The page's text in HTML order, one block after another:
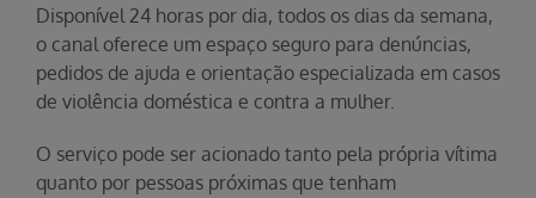
Disponível 24 horas por dia, todos os dias da semana,
o canal oferece um espaço seguro para denúncias,
pedidos de ajuda e orientação especializada em casos
de violência doméstica e contra a mulher.
O serviço pode ser acionado tanto pela própria vítima
quanto por pessoas próximas que tenham